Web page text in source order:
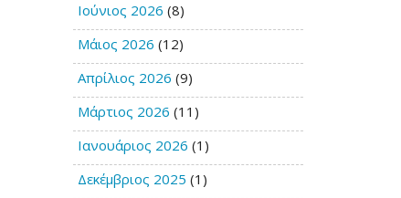
Ιούνιος 2026 (8)
Μάιος 2026 (12)
Απρίλιος 2026 (9)
Μάρτιος 2026 (11)
Ιανουάριος 2026 (1)
Δεκέμβριος 2025 (1)